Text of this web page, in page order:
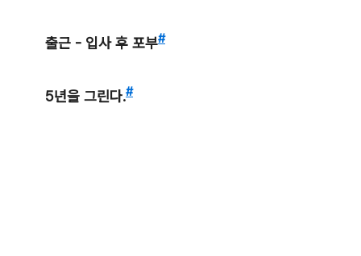
출근 - 입사 후 포부#
5년을 그린다.#